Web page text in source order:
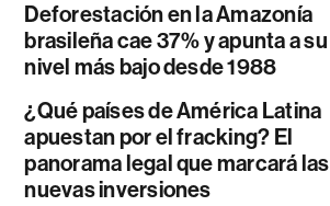
Deforestación en la Amazonía
brasileña cae 37% y apunta a su
nivel más bajo desde 1988
¿Qué países de América Latina
apuestan por el fracking? El
panorama legal que marcará las
nuevas inversiones